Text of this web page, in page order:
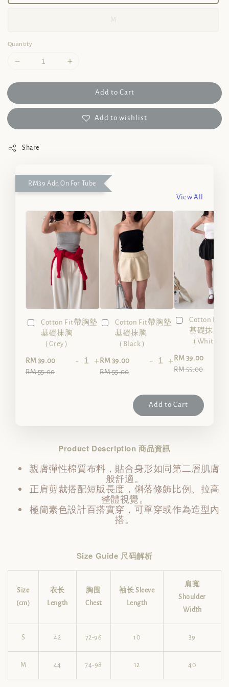
M
Quantity
Add to Cart
Add to wishlist
Share
RM39 Add On For Tube
View All
Cotton Fit帶胸墊
基礎抹胸
（Grey）
RM 39.00
RM 55.00
- +
Cotton Fit帶胸墊
基礎抹胸
（Black）
RM 39.00
RM 55.00
- +
Cotton Fit
基礎抹胸
（White）
RM 39.00
RM 55.00
Add to Cart
Product Description 商品資訊
親膚彈性棉質布料，貼合身形如同第二層肌膚
般舒適。
正肩剪裁搭配短版長度，俐落修飾比例、拉高
整體視覺。
極簡素色設計百搭實穿，可單穿或作為造型內
搭。
Size Guide 尺码解析
Size
(cm)
衣长
Length
胸围
Chest
袖长 Sleeve
Length
肩寬
Shoulder
Width
S 42 72-96 10 39
M 44 74-98 12 40